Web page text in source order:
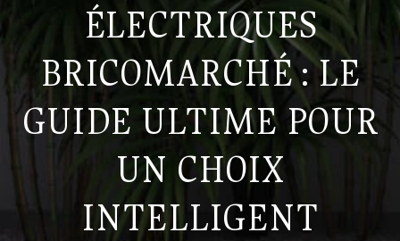
ÉLECTRIQUES
BRICOMARCHÉ : LE
GUIDE ULTIME POUR
UN CHOIX
INTELLIGENT